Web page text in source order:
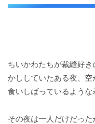
ちいかわたちが裁縫好
かししていたある夜、
食いしばっているような
その夜は一人だけだっ